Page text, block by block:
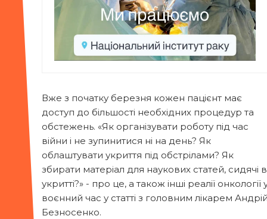
Вже з початку березня кожен пацієнт має
доступ до більшості необхідних процедур та
обстежень. «Як організувати роботу під час
війни і не зупинитися ні на день? Як
облаштувати укриття під обстрілами? Як
збирати матеріал для наукових статей, сидячі в
укритті?» - про це, а також інші реалії онкології
воєнний час у статті з головним лікарем
Безносенко.